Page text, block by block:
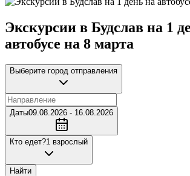
Экскурсии в Будслав на 1
автобусе на 8 марта
Выберите город отправления
Даты09.08.2026 - 16.08.2026
Кто едет?1 взрослый
Найти